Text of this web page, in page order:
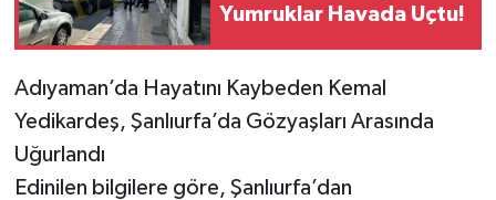
Yumruklar Havada Uçtu!
Adıyaman’da Hayatını Kaybeden Kemal
Yedikardeş, Şanlıurfa’da Gözyaşları Arasında
Uğurlandı
Edinilen bilgilere göre, Şanlıurfa’dan